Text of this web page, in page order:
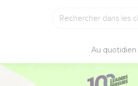
Au quotidien